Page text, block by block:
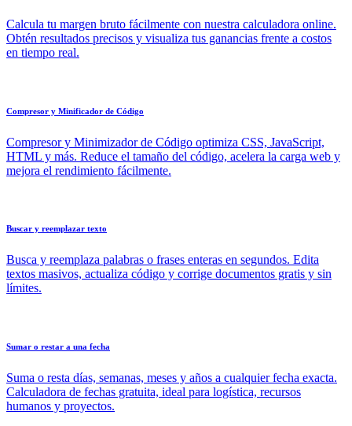
Calcula tu margen bruto fácilmente con nuestra calculadora online.
Obtén resultados precisos y visualiza tus ganancias frente a costos
en tiempo real.
Compresor y Minificador de Código
Compresor y Minimizador de Código optimiza CSS, JavaScript,
HTML y más. Reduce el tamaño del código, acelera la carga web y
mejora el rendimiento fácilmente.
Buscar y reemplazar texto
Busca y reemplaza palabras o frases enteras en segundos. Edita
textos masivos, actualiza código y corrige documentos gratis y sin
límites.
Sumar o restar a una fecha
Suma o resta días, semanas, meses y años a cualquier fecha exacta.
Calculadora de fechas gratuita, ideal para logística, recursos
humanos y proyectos.